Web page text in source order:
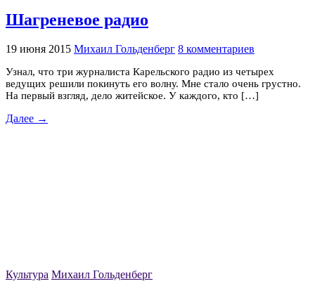
Шагреневое радио
19 июня 2015 Михаил Гольденберг 8 комментариев
Узнал, что три журналиста Карельского радио из четырех
ведущих решили покинуть его волну. Мне стало очень грустно.
На первый взгляд, дело житейское. У каждого, кто […]
Далее →
Культура Михаил Гольденберг